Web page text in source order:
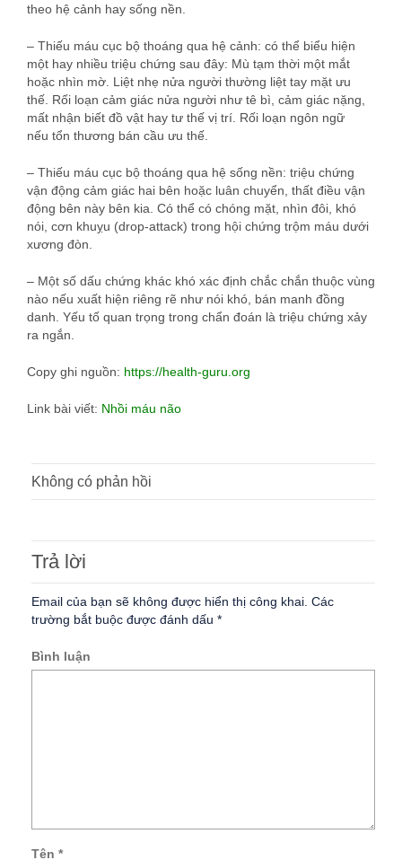
theo hệ cảnh hay sống nền.
– Thiếu máu cục bộ thoáng qua hệ cảnh: có thể biểu hiện
một hay nhiều triệu chứng sau đây: Mù tạm thời một mắt
hoặc nhìn mờ. Liệt nhẹ nửa người thường liệt tay mặt ưu
thế. Rối loạn cảm giác nửa người như tê bì, cảm giác nặng,
mất nhận biết đồ vật hay tư thế vị trí. Rối loạn ngôn ngữ
nếu tổn thương bán cầu ưu thế.
– Thiếu máu cục bộ thoáng qua hệ sống nền: triệu chứng
vận động cảm giác hai bên hoặc luân chuyển, thất điều vận
động bên này bên kia. Có thể có chóng mặt, nhìn đôi, khó
nói, cơn khuỵu (drop-attack) trong hội chứng trộm máu dưới
xương đòn.
– Một số dấu chứng khác khó xác định chắc chắn thuộc vùng
nào nếu xuất hiện riêng rẽ như nói khó, bán manh đồng
danh. Yếu tố quan trọng trong chẩn đoán là triệu chứng xảy
ra ngắn.
Copy ghi nguồn: https://health-guru.org
Link bài viết: Nhồi máu não
Không có phản hồi
Trả lời
Email của bạn sẽ không được hiển thị công khai. Các
trường bắt buộc được đánh dấu *
Bình luận
Tên *